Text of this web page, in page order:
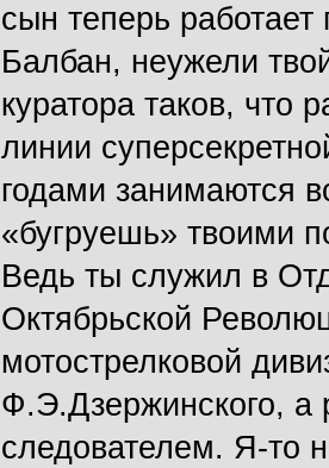
сын теперь
Балбан, неужели
куратора таков, что
линии
годами занимаются
«бугруешь» твоими
Ведь ты служил в
Октябрьской
мотострелковой
Ф.Э.Дзержинского, а
следователем. Я-то